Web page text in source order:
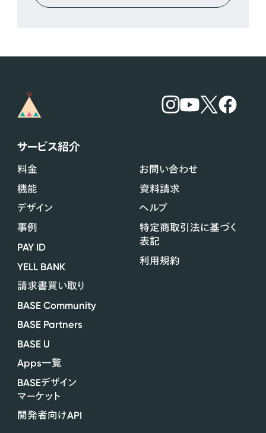
サービス紹介
料金
機能
デザイン
事例
PAY ID
YELL BANK
請求書買い取り
BASE Community
BASE Partners
BASE U
Apps一覧
BASEデザイン
マーケット
開発者向けAPI
お問い合わせ
資料請求
ヘルプ
特定商取引法に基づく
表記
利用規約